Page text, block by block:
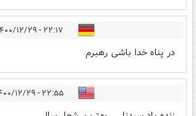
۲۲:۱۷ - ۱۴۰۰/۱۲/۲۹
در پناه خدا باشی رهبرم
۲۲:۵۵ - ۱۴۰۰/۱۲/۲۹